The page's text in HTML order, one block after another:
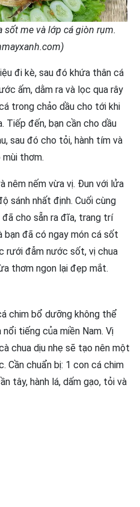
sốt me và lớp cá giòn rụm.
đi kè, sau đó khứa thân cá
ấm, dằm ra và lọc qua rây
trong chảo dầu cho tới khi
Tiếp đến, bạn cần cho dầu
sau đó cho tỏi, hành tím và
thơm.
nêm nếm vừa vị. Đun với lửa
sánh nhất định. Cuối cùng
cho sẵn ra đĩa, trang trí
bạn đã có ngay món cá sốt
rưới đẫm nước sốt, vị chua
thơm ngon lại đẹp mắt.
chim bổ dưỡng không thể
tiếng của miền Nam. Vị
chua dịu nhẹ sẽ tạo nên một
Cần chuẩn bị: 1 con cá chim
tây, hành lá, dấm gạo, tỏi và